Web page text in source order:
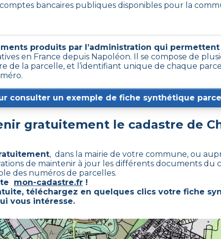
bancaires publiques disponibles pour la
produits par l’administration qui
en France depuis Napoléon. Il se compose de
de la parcelle, et l’identifiant unique de chaque
consulter un exemple de fiche synthétique
gratuitement le cadastre de
, dans la mairie de votre commune, ou
de maintenir à jour les différents documents du
des numéros de parcelles.
mon-cadastre.fr !
téléchargez en quelques clics votre fiche
vous intéresse.